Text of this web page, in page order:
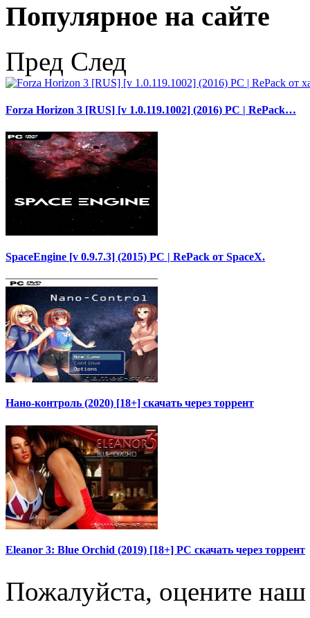
Популярное на сайте
Пред След
Forza Horizon 3 [RUS] [v 1.0.119.1002] (2016) PC | RePack…
SpaceEngine [v 0.9.7.3] (2015) PC | RePack от SpaceX.
Нано-контроль (2020) [18+] скачать через торрент
Eleanor 3: Blue Orchid (2019) [18+] PC скачать через торрент
Пожалуйста, оцените наш